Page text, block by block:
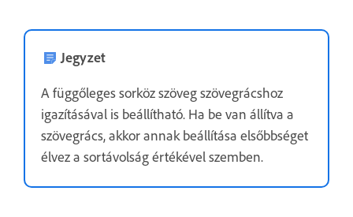
Jegyzet
A függőleges sorköz szöveg szövegrácshoz
igazításával is beállítható. Ha be van állítva a
szövegrács, akkor annak beállítása elsőbbséget
élvez a sortávolság értékével szemben.